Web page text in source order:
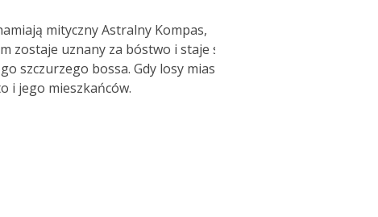
mityczny Astralny Kompas,
zostaje uznany za bóstwo i staje się
szczurzego bossa. Gdy losy miasta
i jego mieszkańców.